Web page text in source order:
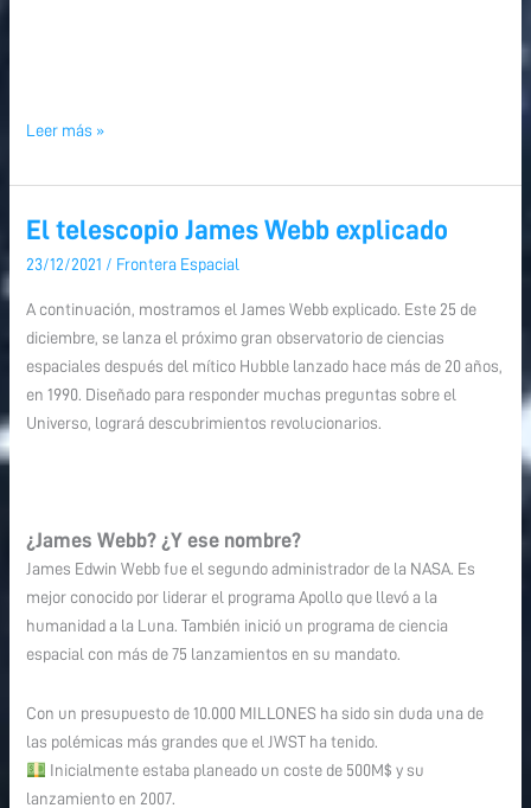
Leer más »
El telescopio James Webb explicado
23/12/2021 / Frontera Espacial
A continuación, mostramos el James Webb explicado. Este 25 de
diciembre, se lanza el próximo gran observatorio de ciencias
espaciales después del mítico Hubble lanzado hace más de 20 años,
en 1990. Diseñado para responder muchas preguntas sobre el
Universo, logrará descubrimientos revolucionarios.
¿James Webb? ¿Y ese nombre?
James Edwin Webb fue el segundo administrador de la NASA. Es
mejor conocido por liderar el programa Apollo que llevó a la
humanidad a la Luna. También inició un programa de ciencia
espacial con más de 75 lanzamientos en su mandato.
Con un presupuesto de 10.000 MILLONES ha sido sin duda una de
las polémicas más grandes que el JWST ha tenido.
Inicialmente estaba planeado un coste de 500M$ y su
lanzamiento en 2007.
El
Webb
explicado